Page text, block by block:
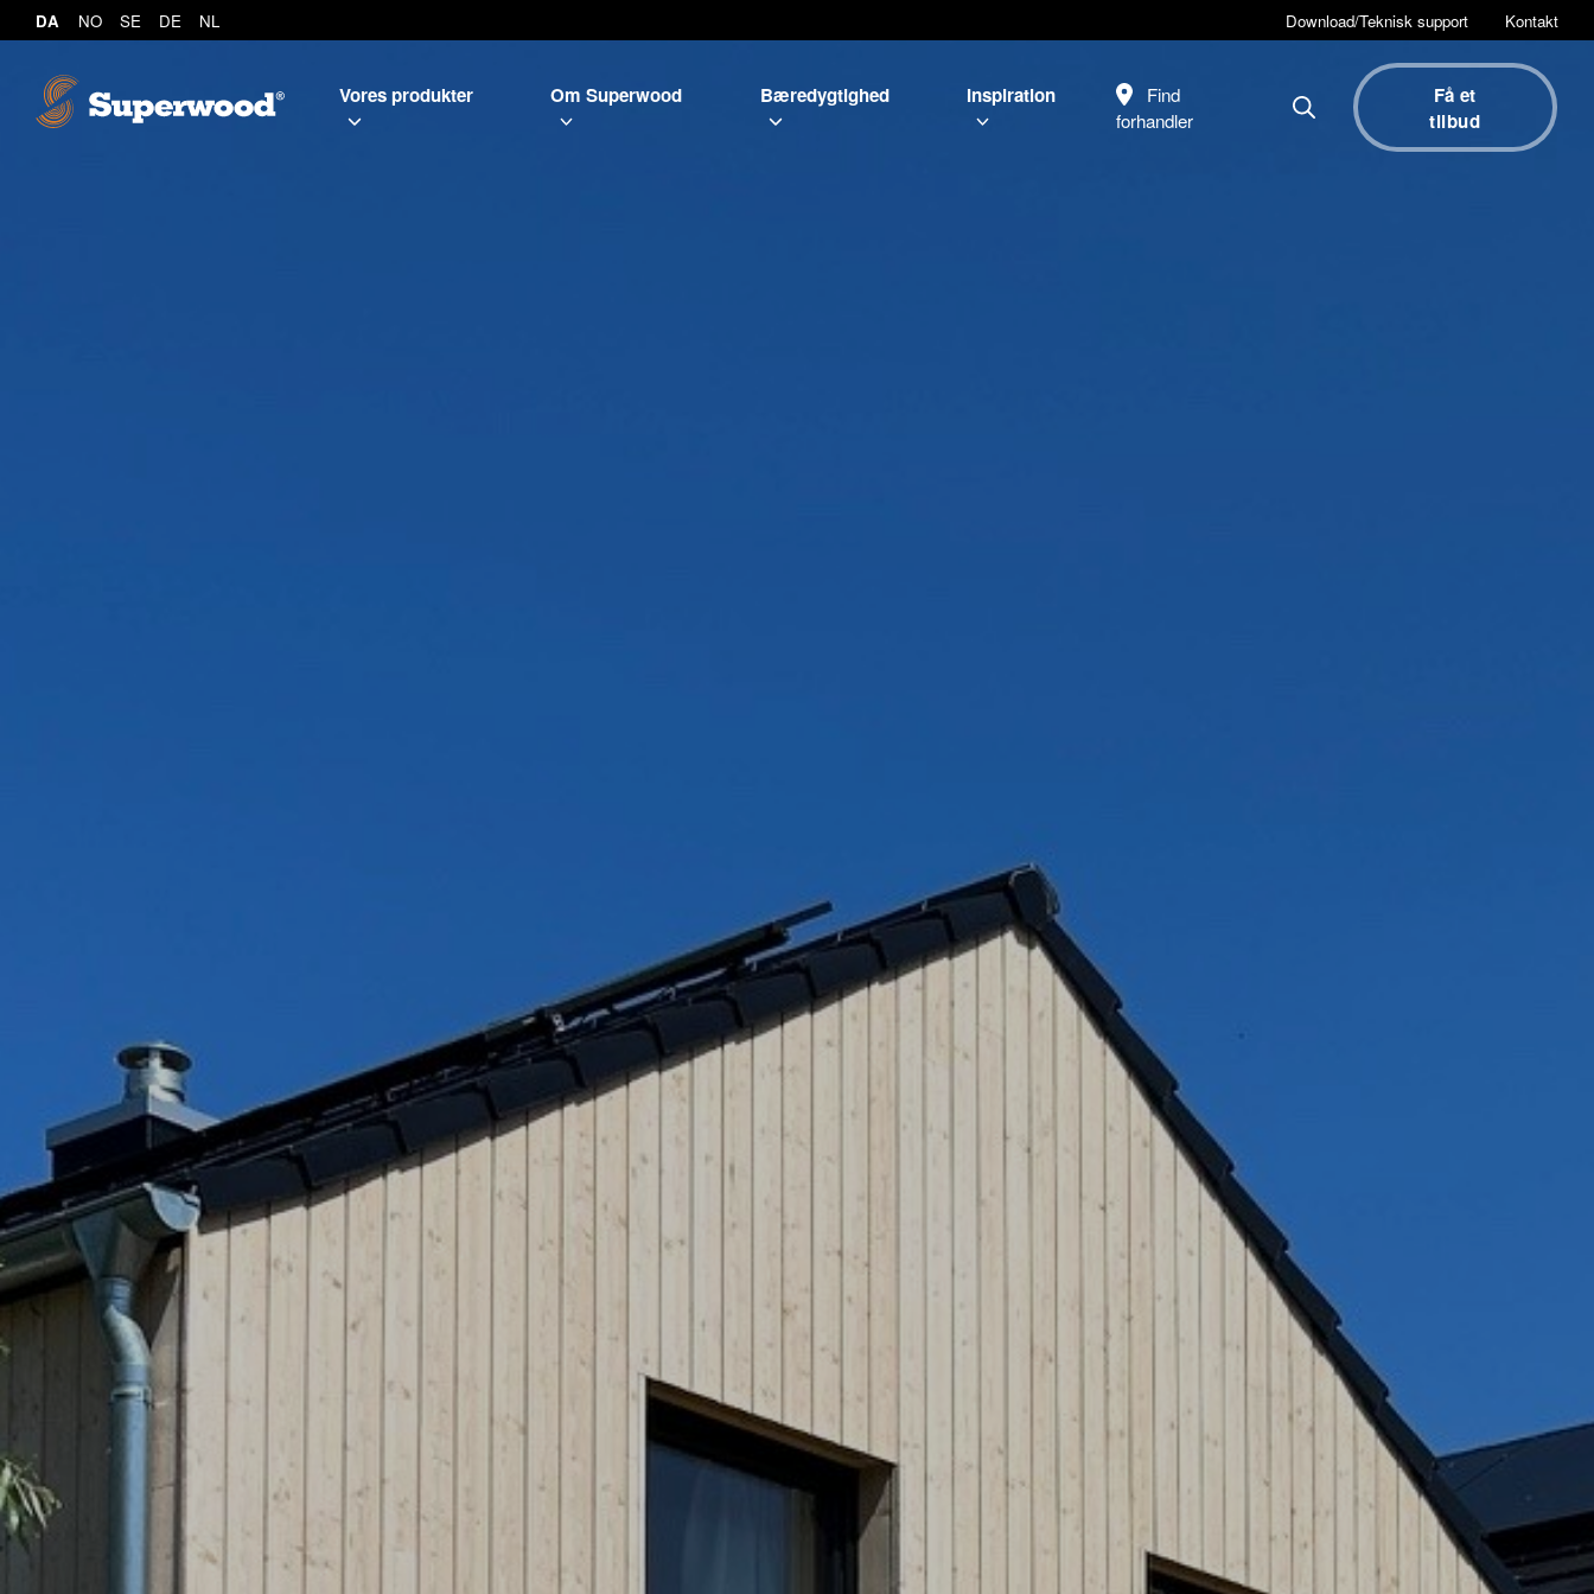
DA NO SE DE NL Download/Teknisk support Kontakt
Vores produkter Om Superwood Bæredygtighed Inspiration
Find
forhandler
Få et
tilbud